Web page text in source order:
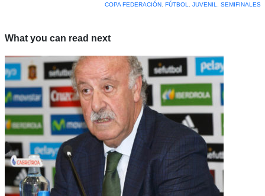
COPA FEDERACIÓN, FÚTBOL JUVENIL SEMIFINALES
What you can read next